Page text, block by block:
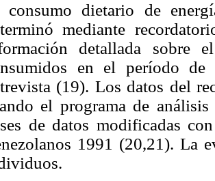
dietario de
mediante
detallada
en el período de
(19). Los datos del
el programa de
de datos modificadas
1991 (20,21). La